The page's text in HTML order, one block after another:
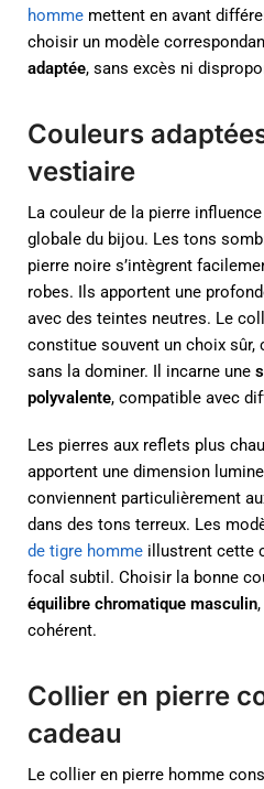
homme mettent en avant
choisir un modèle
adaptée, sans excès ni
Couleurs
vestiaire
La couleur de la pierre
globale du bijou. Les tons
pierre noire s’intègrent
robes. Ils apportent une
avec des teintes neutres. Le
constitue souvent un choix
sans la dominer. Il incarne une
polyvalente, compatible avec
Les pierres aux reflets plus
apportent une dimension
conviennent particulièrement
dans des tons terreux. Les
de tigre homme illustrent cette
focal subtil. Choisir la bonne
équilibre chromatique masculin
cohérent.
Collier en pierre
cadeau
Le collier en pierre homme